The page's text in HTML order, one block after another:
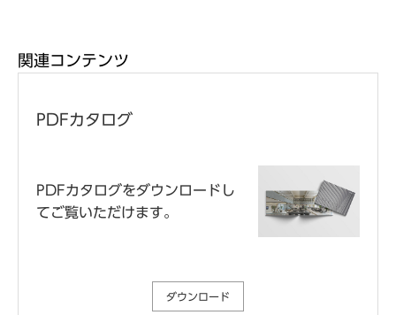
関連コンテンツ
PDFカタログ
PDFカタログをダウンロードし
てご覧いただけます。
ダウンロード